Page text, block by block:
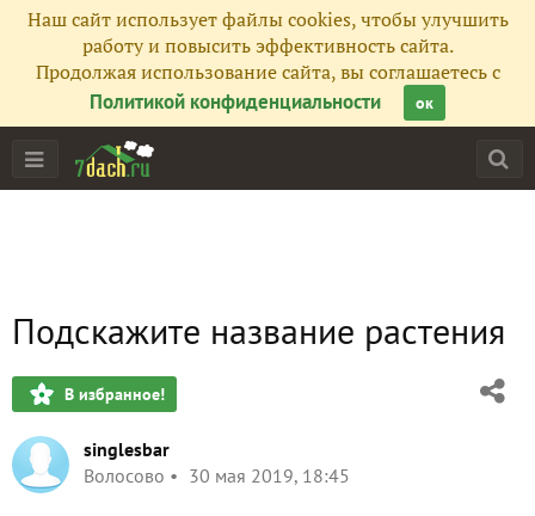
Наш сайт использует файлы cookies, чтобы улучшить
работу и повысить эффективность сайта.
Продолжая использование сайта, вы соглашаетесь с
Политикой конфиденциальности
ок
Подскажите название растения
В избранное!
singlesbar
Волосово
30 мая 2019, 18:45